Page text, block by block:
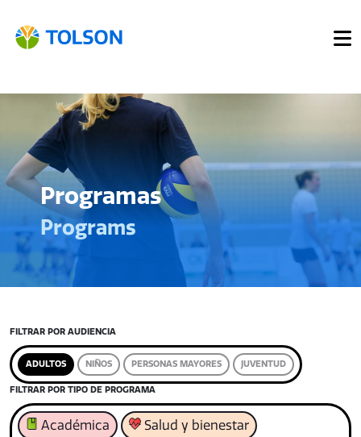
Programas
Programs
FILTRAR POR AUDIENCIA
ADULTOS NIÑOS PERSONAS MAYORES JUVENTUD
FILTRAR POR TIPO DE PROGRAMA
Académica Salud y bienestar